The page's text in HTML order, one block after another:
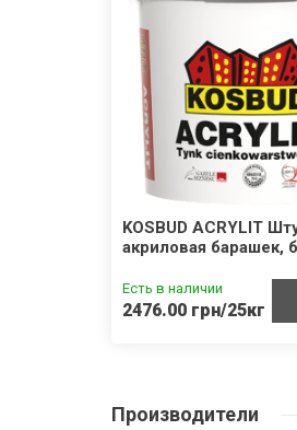
KOSBUD ACRYLIT
акриловая барашек,
Есть в наличии
2476.00 грн/25кг
Производители